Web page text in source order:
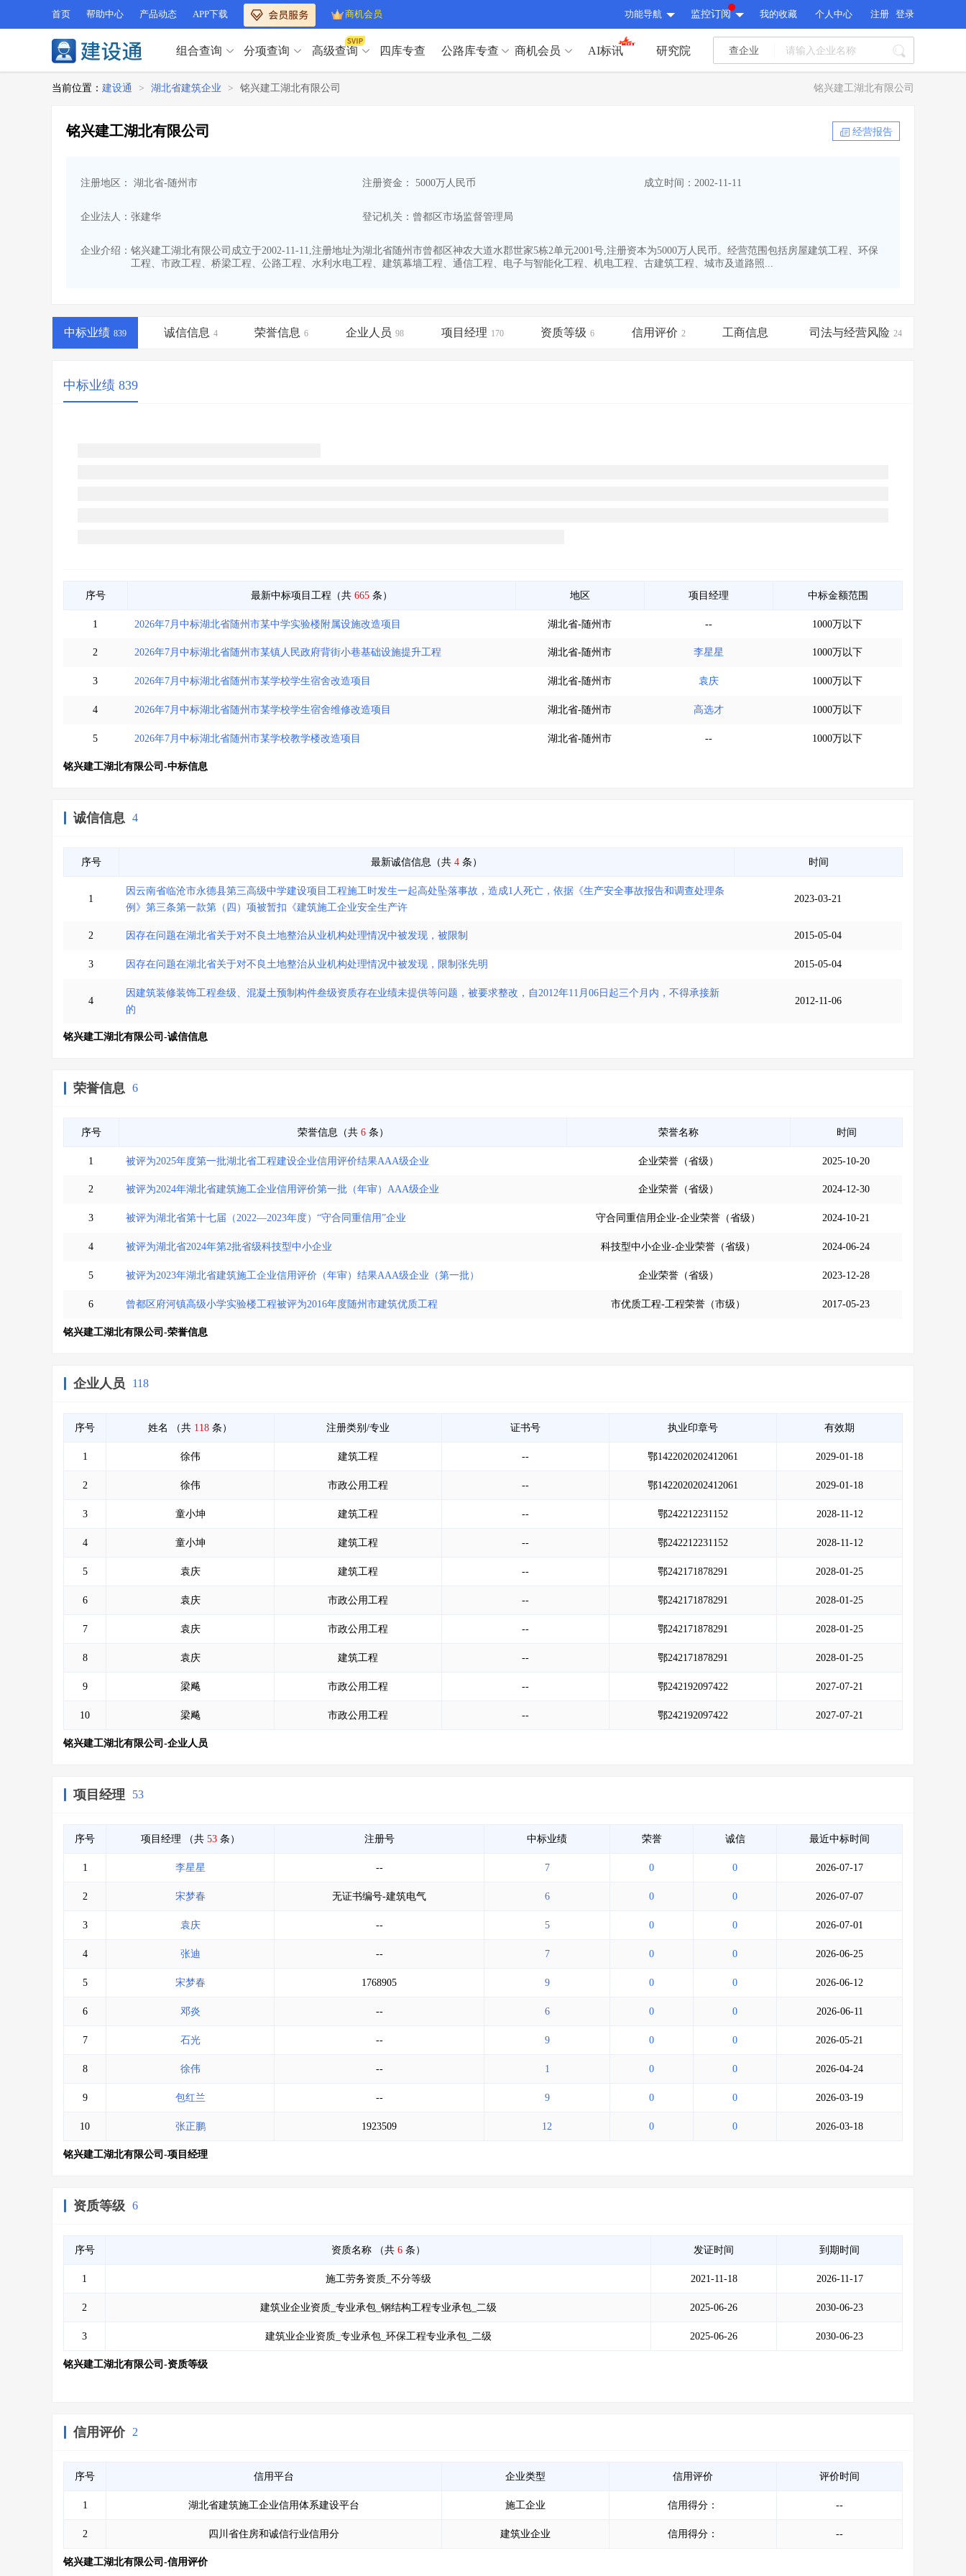
首页 帮助中心 产品动态 APP下载 商机会员 功能导航 监控订阅 我的收藏 个人中心 注册 登录
分项查询（VIP）
查资质
查人员
查荣誉 > 查诚信
招标信息>
公路库专查>
宏观经济>
商机会员
土地交易
省市重点项目
研究报告>
其他服务
组合查询 分项查询 高级查询 四库专查 公路库专查 商机会员 AI标讯 研究院 查企业
查荣誉>
招标信息>
省库业绩查询
水利库专查
>
组合查询-广州>
下浮率>
宏观经济 > 建企舆情
政策规划> 招投标规则 >
业主专查
API接口> 市场经营AI云平台 >
会员服务 > 数据导出服务>
当前位置： 建设通 > 湖北省建筑企业 > 铭兴建工湖北有限公司 铭兴建工湖北有限公司
铭兴建工湖北有限公司 经营报告
注册地区： 湖北省-随州市 注册资金： 5000万人民币 成立时间：2002-11-11
企业法人：张建华 登记机关：曾都区市场监督管理局
企业介绍： 铭兴建工湖北有限公司成立于2002-11-11,注册地址为湖北省随州市曾都区神农大道水郡世家5栋2单元2001号,注册资本为5000万人民币。经营范围包括房屋建筑工程、环保
工程、市政工程、桥梁工程、公路工程、水利水电工程、建筑幕墙工程、通信工程、电子与智能化工程、机电工程、古建筑工程、城市及道路照...
中标业绩 839 诚信信息 4 荣誉信息 6 企业人员 98 项目经理 170 资质等级 6 信用评价 2 工商信息 司法与经营风险 24
中标业绩 839
序号 最新中标项目工程（共 665 条） 地区 项目经理 中标金额范围
1 2026年7月中标湖北省随州市某中学实验楼附属设施改造项目 湖北省-随州市 -- 1000万以下
2 2026年7月中标湖北省随州市某镇人民政府背街小巷基础设施提升工程 湖北省-随州市 李星星 1000万以下
3 2026年7月中标湖北省随州市某学校学生宿舍改造项目 湖北省-随州市 袁庆 1000万以下
4 2026年7月中标湖北省随州市某学校学生宿舍维修改造项目 湖北省-随州市 高选才 1000万以下
5 2026年7月中标湖北省随州市某学校教学楼改造项目 湖北省-随州市 -- 1000万以下
铭兴建工湖北有限公司-中标信息
诚信信息 4
序号 最新诚信信息（共 4 条） 时间
1
因云南省临沧市永德县第三高级中学建设项目工程施工时发生一起高处坠落事故，造成1人死亡，依据《生产安全事故报告和调查处理条
例》第三条第一款第（四）项被暂扣《建筑施工企业安全生产许
2023-03-21
2 因存在问题在湖北省关于对不良土地整治从业机构处理情况中被发现，被限制 2015-05-04
3 因存在问题在湖北省关于对不良土地整治从业机构处理情况中被发现，限制张先明 2015-05-04
4
因建筑装修装饰工程叁级、混凝土预制构件叁级资质存在业绩未提供等问题，被要求整改，自2012年11月06日起三个月内，不得承接新
的
2012-11-06
铭兴建工湖北有限公司-诚信信息
荣誉信息 6
序号 荣誉信息（共 6条） 荣誉名称 时间
1 被评为2025年度第一批湖北省工程建设企业信用评价结果AAA级企业 企业荣誉（省级） 2025-10-20
2 被评为2024年湖北省建筑施工企业信用评价第一批（年审）AAA级企业 企业荣誉（省级） 2024-12-30
3 被评为湖北省第十七届（2022—2023年度）“守合同重信用”企业 守合同重信用企业-企业荣誉（省级） 2024-10-21
4 被评为湖北省2024年第2批省级科技型中小企业 科技型中小企业-企业荣誉（省级） 2024-06-24
5 被评为2023年湖北省建筑施工企业信用评价（年审）结果AAA级企业（第一批） 企业荣誉（省级） 2023-12-28
6 曾都区府河镇高级小学实验楼工程被评为2016年度随州市建筑优质工程 市优质工程-工程荣誉（市级） 2017-05-23
铭兴建工湖北有限公司-荣誉信息
企业人员 118
序号 姓名 （共 118 条） 注册类别/专业 证书号 执业印章号 有效期
1 徐伟 建筑工程 -- 鄂1422020202412061 2029-01-18
2 徐伟 市政公用工程 -- 鄂1422020202412061 2029-01-18
3 童小坤 建筑工程 -- 鄂242212231152 2028-11-12
4 童小坤 建筑工程 -- 鄂242212231152 2028-11-12
5 袁庆 建筑工程 -- 鄂242171878291 2028-01-25
6 袁庆 市政公用工程 -- 鄂242171878291 2028-01-25
7 袁庆 市政公用工程 -- 鄂242171878291 2028-01-25
8 袁庆 建筑工程 -- 鄂242171878291 2028-01-25
9 梁飚 市政公用工程 -- 鄂242192097422 2027-07-21
10 梁飚 市政公用工程 -- 鄂242192097422 2027-07-21
铭兴建工湖北有限公司-企业人员
项目经理 53
序号 项目经理 （共 53条） 注册号 中标业绩 荣誉 诚信 最近中标时间
1 李星星 -- 7 0 0 2026-07-17
2 宋梦春 无证书编号-建筑电气 6 0 0 2026-07-07
3 袁庆 -- 5 0 0 2026-07-01
4 张迪 -- 7 0 0 2026-06-25
5 宋梦春 1768905 9 0 0 2026-06-12
6 邓炎 -- 6 0 0 2026-06-11
7 石光 -- 9 0 0 2026-05-21
8 徐伟 -- 1 0 0 2026-04-24
9 包红兰 -- 9 0 0 2026-03-19
10 张正鹏 1923509 12 0 0 2026-03-18
铭兴建工湖北有限公司-项目经理
资质等级 6
序号 资质名称 （共 6条） 发证时间 到期时间
1 施工劳务资质_不分等级 2021-11-18 2026-11-17
2 建筑业企业资质_专业承包_钢结构工程专业承包_二级 2025-06-26 2030-06-23
3 建筑业企业资质_专业承包_环保工程专业承包_二级 2025-06-26 2030-06-23
铭兴建工湖北有限公司-资质等级
信用评价 2
序号 信用平台 企业类型 信用评价 评价时间
1 湖北省建筑施工企业信用体系建设平台 施工企业 信用得分： --
2 四川省住房和诚信行业信用分 建筑业企业 信用得分： --
铭兴建工湖北有限公司-信用评价